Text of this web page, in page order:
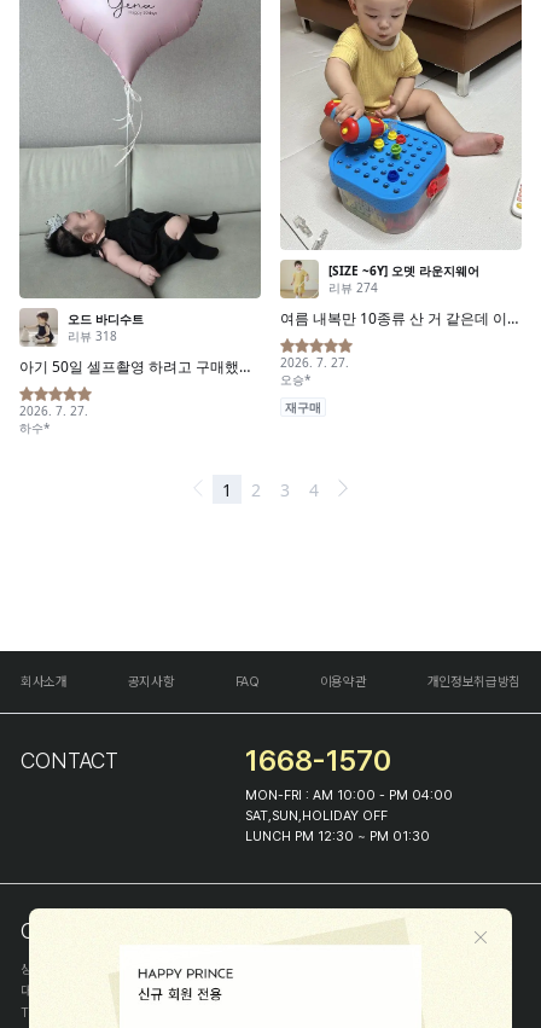
회사소개 공지사항 FAQ 이용약관 개인정보취급방침
CONTACT 1668-1570
MON-FRI : AM 10:00 - PM 04:00
SAT,SUN,HOLIDAY OFF
LUNCH PM 12:30 ~ PM 01:30
COMPANY INFO
상호
(주)해피프린스
대표
이화진
TEL